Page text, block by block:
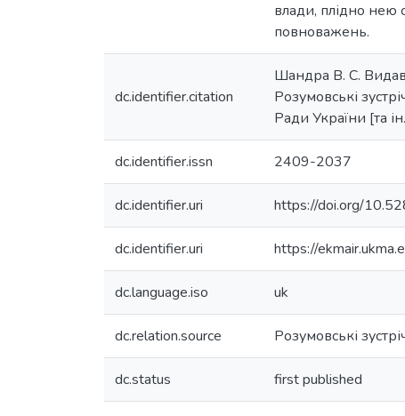
влади, плідно нею
повноважень.
dc.identifier.citation
Шандра В. С.
Розумовські
Ради України [та
dc.identifier.issn 2409-2037
dc.identifier.uri https://doi.org/
dc.identifier.uri https://
dc.language.iso uk
dc.relation.source Розумовські
dc.status first published